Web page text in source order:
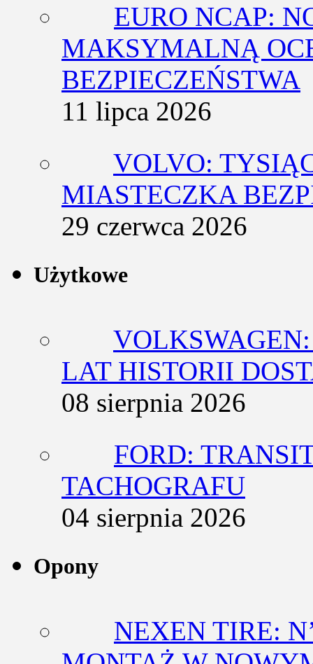
EURO NCAP:
MAKSYMALNĄ
BEZPIECZEŃSTWA
11 lipca 2026
VOLVO:
MIASTECZKA
29 czerwca 2026
Użytkowe
LAT HISTORII
08 sierpnia 2026
FORD:
TACHOGRAFU
04 sierpnia 2026
Opony
NEXEN TIRE: